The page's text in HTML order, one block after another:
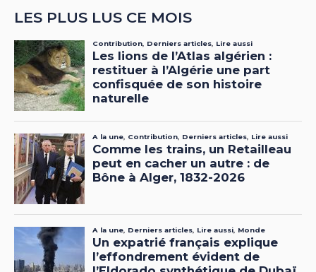
LES PLUS LUS CE MOIS